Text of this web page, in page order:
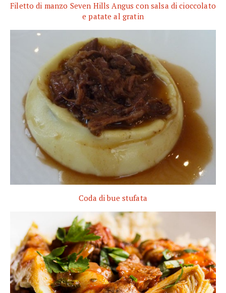
Filetto di manzo Seven Hills Angus con salsa di cioccolato
e patate al gratin
Coda di bue stufata